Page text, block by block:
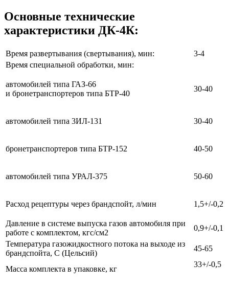
Основные технические
характеристики ДК-4К:
Время развертывания (свертывания), мин:
3-4
Время специальной обработки, мин:
автомобилей типа ГАЗ-66
и бронетранспортеров типа БТР-40
30-40
автомобилей типа 3ИЛ-131 30-40
бронетранспортеров типа БТР-152 40-50
автомобилей типа УРАЛ-375 50-60
Расход рецептуры через брандспойт, л/мин 1,5+/-0,2
Давление в системе выпуска газов автомобиля при
работе с комплектом, кгс/см2
0,9+/-0,1
Температура газожидкостного потока на выходе из
брандспойта, С (Цельсий)
45-65
Масса комплекта в упаковке, кг
33+/-0,5